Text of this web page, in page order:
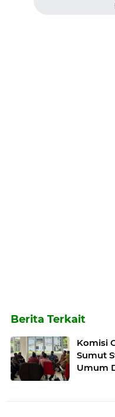
Berita Terkait
Komisi
Sumut
Umum